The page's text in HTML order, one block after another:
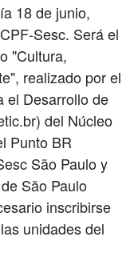
18 de junio,
Sesc. Será el
"Cultura,
realizado por el
el Desarrollo de
del Núcleo
Punto BR
São Paulo y
São Paulo
inscribirse
unidades del